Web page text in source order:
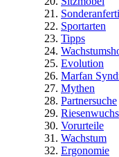
Sportarten
Tipps
Evolution
Marfan
Mythen
Partnersuche
Riesenwuchs
Vorurteile
Wachstum
Ergonomie